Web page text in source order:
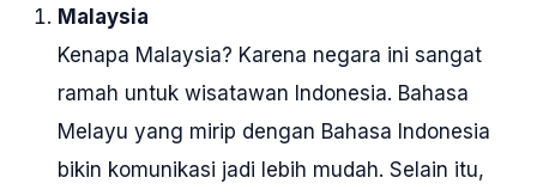
Malaysia
Kenapa Malaysia? Karena negara ini sangat
ramah untuk wisatawan Indonesia. Bahasa
Melayu yang mirip dengan Bahasa Indonesia
bikin komunikasi jadi lebih mudah. Selain itu,